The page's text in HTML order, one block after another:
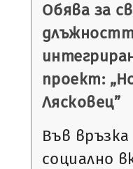
Обява за
проект:
Лясковец”
Във
социално